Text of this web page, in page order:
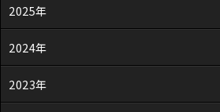
2025年
2024年
2023年